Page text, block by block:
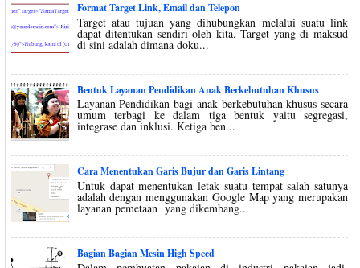
Format Target Link, Email dan Telepon
Target atau tujuan yang dihubungkan melalui suatu link
dapat ditentukan sendiri oleh kita. Target yang di maksud
di sini adalah dimana doku...
Bentuk Layanan Pendidikan Anak Berkebutuhan Khusus
Layanan Pendidikan bagi anak berkebutuhan khusus secara
umum terbagi ke dalam tiga bentuk yaitu segregasi,
integrase dan inklusi. Ketiga ben...
Cara Menentukan Garis Bujur dan Garis Lintang
Untuk dapat menentukan letak suatu tempat salah satunya
adalah dengan menggunakan Google Map yang merupakan
layanan pemetaan yang dikembang...
Bagian Bagian Mesin High Speed